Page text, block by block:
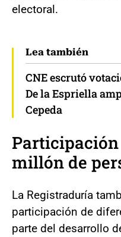
electoral.
Lea también
CNE escrutó
De la Espriella
Cepeda
Participación
millón de
La Registraduría
participación de
parte del desarrollo